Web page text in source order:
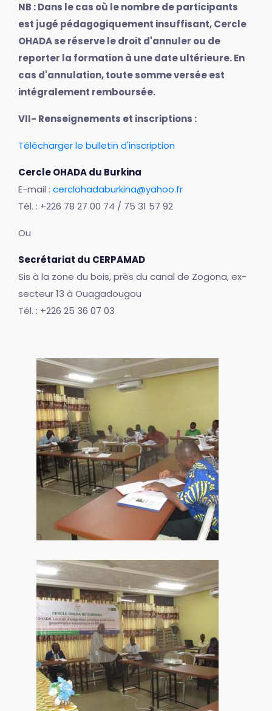
NB : Dans le cas où le nombre de participants
est jugé pédagogiquement insuffisant, Cercle
OHADA se réserve le droit d'annuler ou de
reporter la formation à une date ultérieure. En
cas d'annulation, toute somme versée est
intégralement remboursée.
VII- Renseignements et inscriptions :
Télécharger le bulletin d'inscription
Cercle OHADA du Burkina
E-mail : cerclohadaburkina@yahoo.fr
Tél. : +226 78 27 00 74 / 75 31 57 92
Ou
Secrétariat du CERPAMAD
Sis à la zone du bois, près du canal de Zogona, ex-
secteur 13 à Ouagadougou
Tél. : +226 25 36 07 03